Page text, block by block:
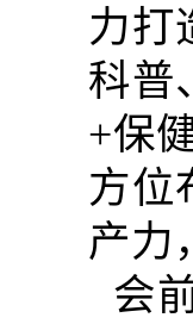
力打
科普
+保
方位
产力
会